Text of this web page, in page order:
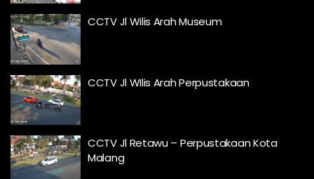
CCTV Jl Wilis Arah Museum
CCTV Jl WIlis Arah Perpustakaan
CCTV Jl Retawu – Perpustakaan Kota
Malang